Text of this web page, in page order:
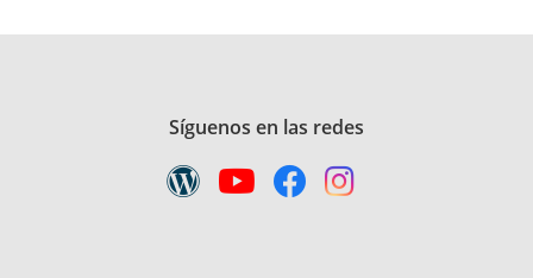
Síguenos en las redes